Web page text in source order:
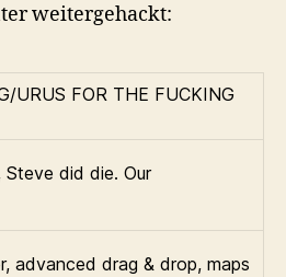
weitergehackt:
URUS FOR THE FUCKING
Steve did die. Our
advanced drag & drop, maps